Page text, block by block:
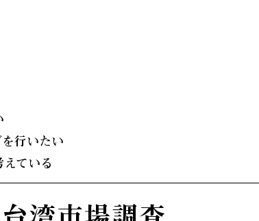
行いたい
ている